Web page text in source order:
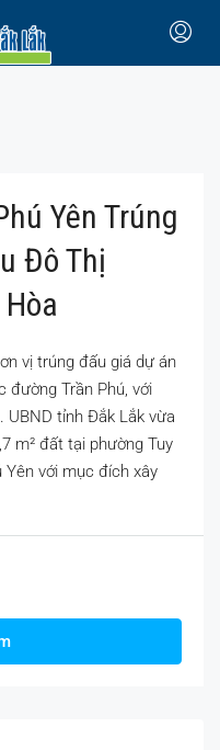
Yên Trúng
Đô Thị
vị trúng đấu giá dự án
đường Trần Phú, với
UBND tỉnh Đắk Lắk vừa
m² đất tại phường Tuy
Yên với mục đích xây